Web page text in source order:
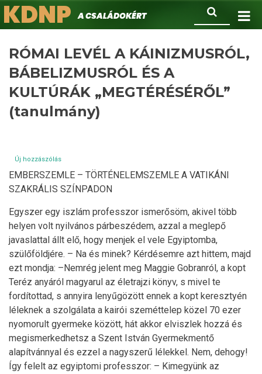
Ugrás
a
Keresés
KDNPA családokért.
RÓMAI LEVÉL A KÁINIZMUSRÓL,
BÁBELIZMUSRÓL ÉS A
KULTÚRÁK „MEGTÉRÉSÉRŐL”
(tanulmány)
Új hozzászólás
EMBERSZEMLE – TÖRTÉNELEMSZEMLE A VATIKÁNI
SZAKRÁLIS SZÍNPADON
Egyszer egy iszlám professzor ismerősöm, akivel több
helyen volt nyilvános párbeszédem, azzal a meglepő
javaslattal állt elő, hogy menjek el vele Egyiptomba,
szülőföldjére. – Na és minek? Kérdésemre azt hittem, majd
ezt mondja: –Nemrég jelent meg Maggie Gobranról, a kopt
Teréz anyáról magyarul az életrajzi könyv, s mivel te
fordítottad, s annyira lenyűgözött ennek a kopt keresztyén
léleknek a szolgálata a kairói szeméttelep közel 70 ezer
nyomorult gyermeke között, hát akkor elviszlek hozzá és
megismerkedhetsz a Szent István Gyermekmentő
alapítvánnyal és ezzel a nagyszerű lélekkel. Nem, dehogy!
Így felelt az egyiptomi professzor: – Kimegyünk az